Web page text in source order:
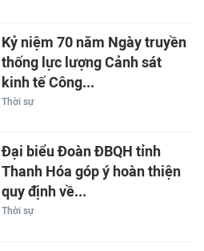
Kỷ niệm 70 năm Ngày truyền
thống lực lượng Cảnh sát
kinh tế Công...
Thời sự
Đại biểu Đoàn ĐBQH tỉnh
Thanh Hóa góp ý hoàn thiện
quy định về...
Thời sự